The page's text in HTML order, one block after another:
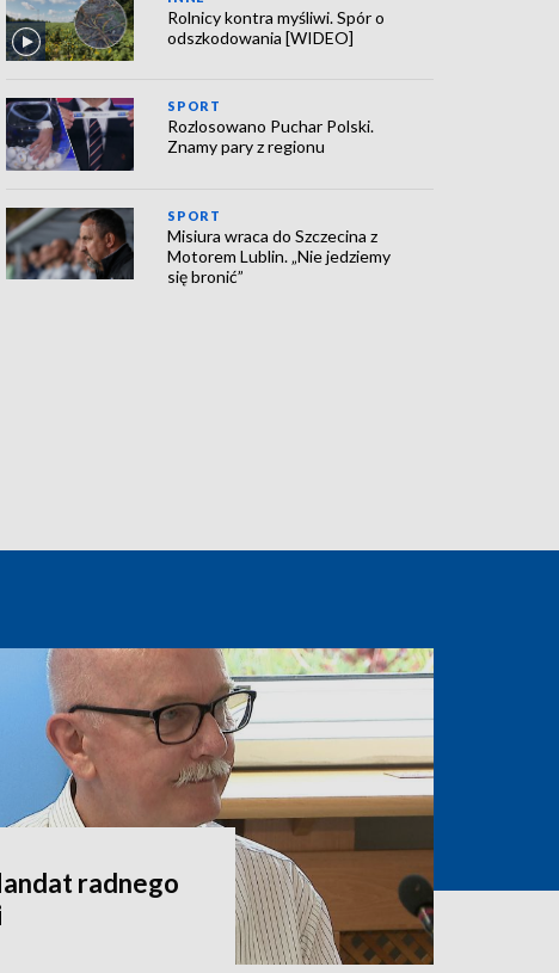
Rolnicy kontra myśliwi. Spór o
odszkodowania [WIDEO]
SPORT
Rozlosowano Puchar Polski.
Znamy pary z regionu
SPORT
Misiura wraca do Szczecina z
Motorem Lublin. „Nie jedziemy
się bronić”
radnego